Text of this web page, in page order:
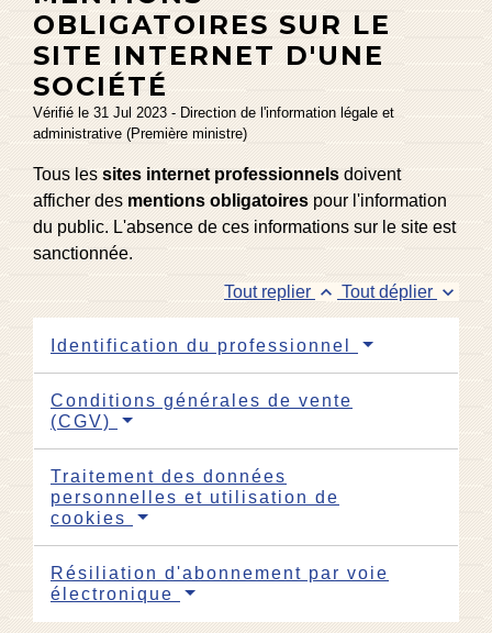
OBLIGATOIRES SUR LE
SITE INTERNET D'UNE
SOCIÉTÉ
Vérifié le 31 Jul 2023 - Direction de l'information légale et
administrative (Première ministre)
Tous les sites internet professionnels doivent
afficher des mentions obligatoires pour l'information
du public. L'absence de ces informations sur le site est
sanctionnée.
Tout replier keyboard_arrow_up Tout déplier keyboard_arrow_down
Identification du professionnel
Conditions générales de vente
(CGV)
Traitement des données
personnelles et utilisation de
cookies
Résiliation d'abonnement par voie
électronique